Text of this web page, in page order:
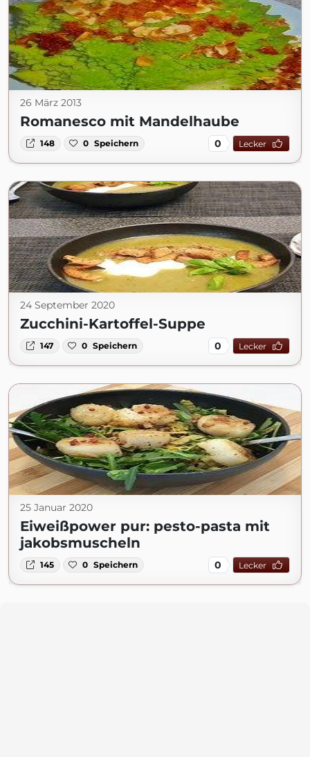
26 März 2013
Romanesco mit Mandelhaube
148 0 Speichern 0 Lecker
24 September 2020
Zucchini-Kartoffel-Suppe
147 0 Speichern 0 Lecker
25 Januar 2020
Eiweißpower pur: pesto-pasta mit
jakobsmuscheln
145 0 Speichern 0 Lecker